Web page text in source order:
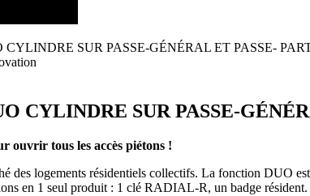
CYLINDRE SUR PASSE-
ouvrir tous les accès piétons !
des logements résidentiels collectifs. La fonction DUO
en 1 seul produit : 1 clé RADIAL-R, un badge résident.